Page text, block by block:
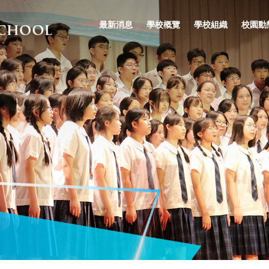
最新消息 學校概覽 學校組織 校園動